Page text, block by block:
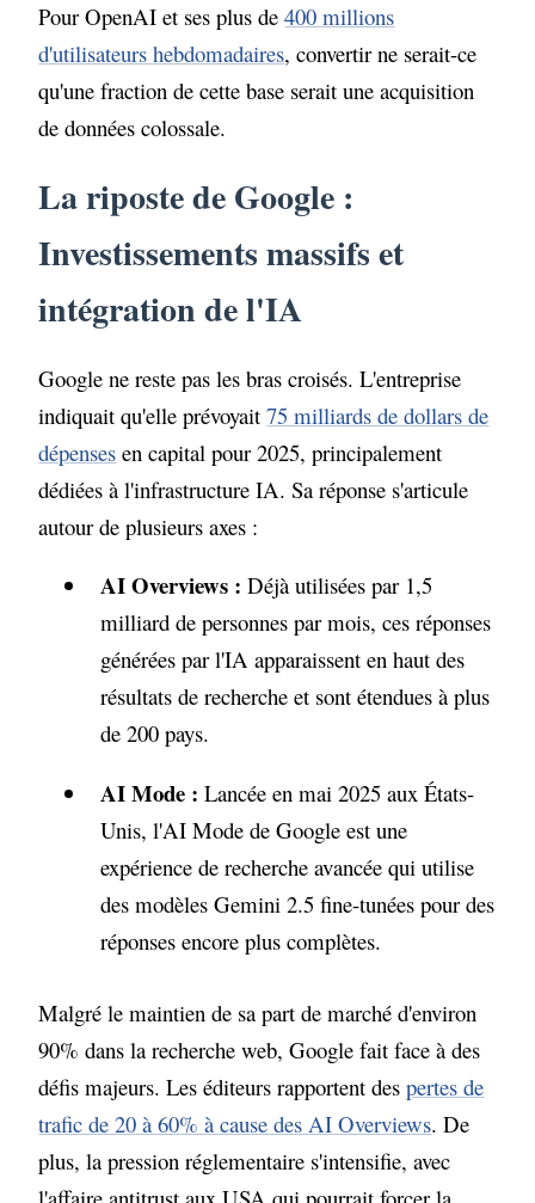
Pour OpenAI et ses plus de400 millions
d'utilisateurs hebdomadaires, convertir ne serait-ce
qu'une fraction de cette base serait une acquisition
de données colossale.
La riposte de Google :
Investissements massifs et
intégration de l'IA
Google ne reste pas les bras croisés. L'entreprise
indiquait qu'elle prévoyait75 milliards de dollars de
dépenses en capital pour 2025, principalement
dédiées à l'infrastructure IA. Sa réponse s'articule
autour de plusieurs axes :
AI Overviews : Déjà utilisées par 1,5
milliard de personnes par mois, ces réponses
générées par l'IA apparaissent en haut des
résultats de recherche et sont étendues à plus
de 200 pays.
AI Mode : Lancée en mai 2025 aux États-
Unis, l'AI Mode de Google est une
expérience de recherche avancée qui utilise
des modèles Gemini 2.5 fine-tunées pour des
réponses encore plus complètes.
Malgré le maintien de sa part de marché d'environ
90% dans la recherche web, Google fait face à des
défis majeurs. Les éditeurs rapportent despertes de
trafic de 20 à 60% à cause des AI Overviews. De
plus, la pression réglementaire s'intensifie, avec